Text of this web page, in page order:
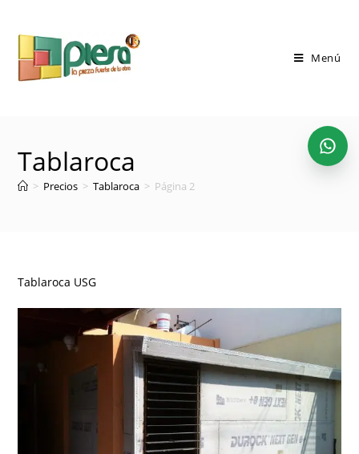
contenido
Menú
Tablaroca
> Precios > Tablaroca > Página 2
Tablaroca USG